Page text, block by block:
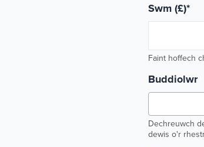
Swm (£)*
Faint hoffech
Buddiolwr
Dechreuwch
dewis o'r